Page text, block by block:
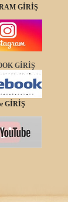
GİRİŞ
GİRİŞ
GİRİŞ